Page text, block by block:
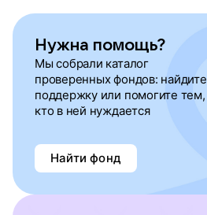
Нужна помощь?
Мы собрали каталог
проверенных фондов: найдите
поддержку или помогите тем,
кто в ней нуждается
Найти фонд